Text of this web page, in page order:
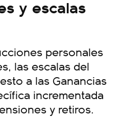
y escalas
personales
las escalas del
a las Ganancias
incrementada
y retiros.